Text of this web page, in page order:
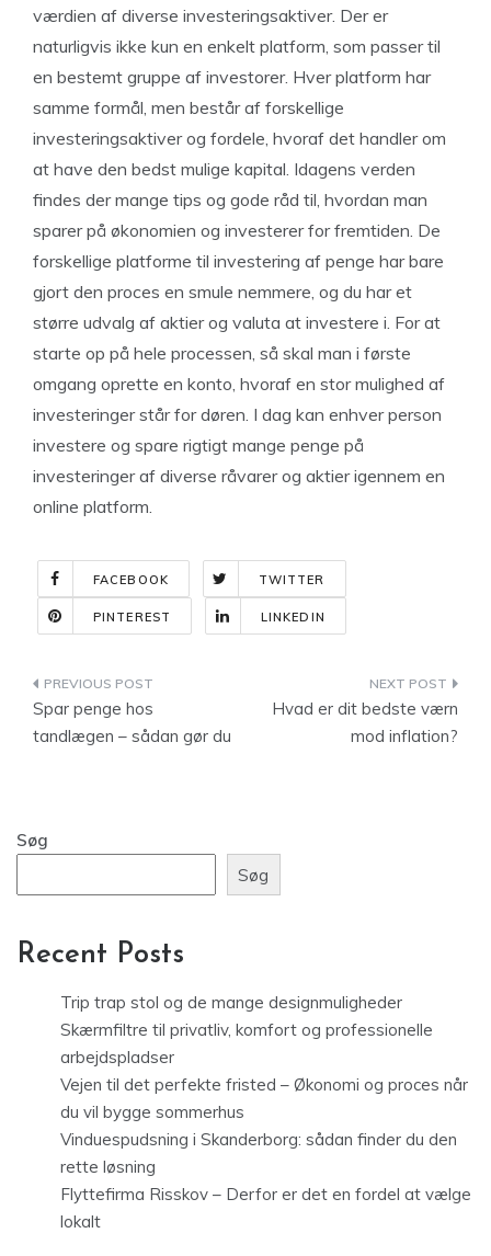
værdien af diverse investeringsaktiver. Der er
naturligvis ikke kun en enkelt platform, som passer til
en bestemt gruppe af investorer. Hver platform har
samme formål, men består af forskellige
investeringsaktiver og fordele, hvoraf det handler om
at have den bedst mulige kapital. Idagens verden
findes der mange tips og gode råd til, hvordan man
sparer på økonomien og investerer for fremtiden. De
forskellige platforme til investering af penge har bare
gjort den proces en smule nemmere, og du har et
større udvalg af aktier og valuta at investere i. For at
starte op på hele processen, så skal man i første
omgang oprette en konto, hvoraf en stor mulighed af
investeringer står for døren. I dag kan enhver person
investere og spare rigtigt mange penge på
investeringer af diverse råvarer og aktier igennem en
online platform.
FACEBOOK TWITTER
PINTEREST LINKEDIN
Indlægsnavigation
Spar penge hos
tandlægen – sådan gør du
Hvad er dit bedste værn
mod inflation?
Søg
Søg
Recent Posts
Trip trap stol og de mange designmuligheder
Skærmfiltre til privatliv, komfort og professionelle
arbejdspladser
Vejen til det perfekte fristed – Økonomi og proces når
du vil bygge sommerhus
Vinduespudsning i Skanderborg: sådan finder du den
rette løsning
Flyttefirma Risskov – Derfor er det en fordel at vælge
lokalt